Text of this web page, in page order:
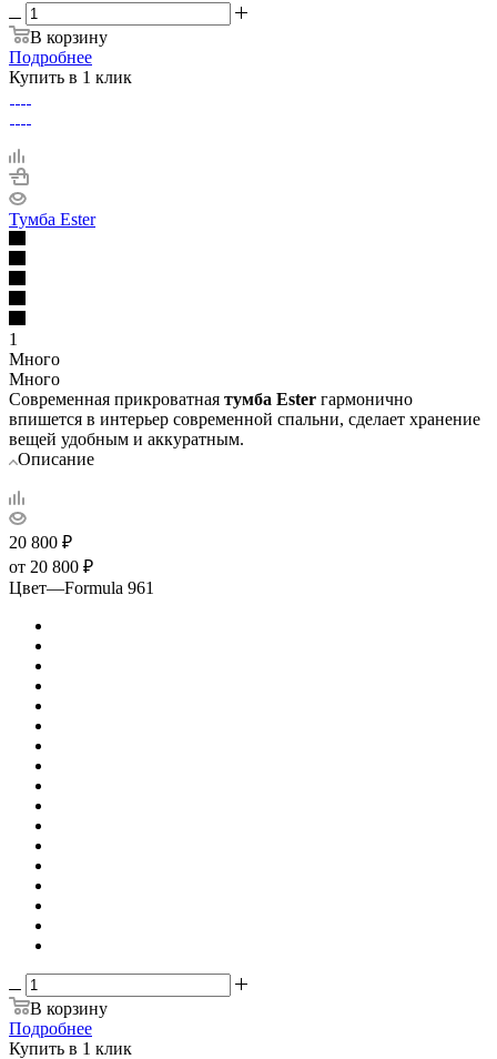
В корзину
Подробнее
Купить в 1 клик
Тумба Ester
1
Много
Много
Современная прикроватная тумба Ester гармонично
впишется в интерьер современной спальни, сделает хранение
вещей удобным и аккуратным.
Описание
20 800 ₽
от 20 800 ₽
Цвет—Formula 961
В корзину
Подробнее
Купить в 1 клик